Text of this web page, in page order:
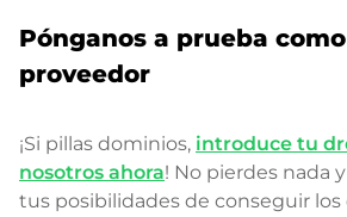
Pónganos a prueba
proveedor
¡Si pillas dominios, introduce tu
nosotros ahora! No pierdes nada
tus posibilidades de conseguir